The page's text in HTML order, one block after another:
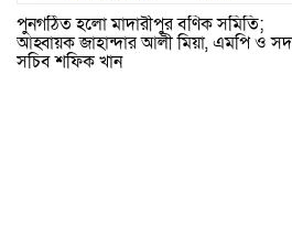
পুনর্গঠিত হলো মাদারীপুর বণিক সমিতি;
আহ্বায়ক জাহান্দার আলী মিয়া, এমপি ও
সচিব শফিক খান